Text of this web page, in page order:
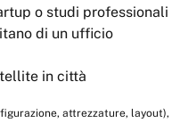
o studi professionali
di un ufficio
in città
attrezzature, layout),